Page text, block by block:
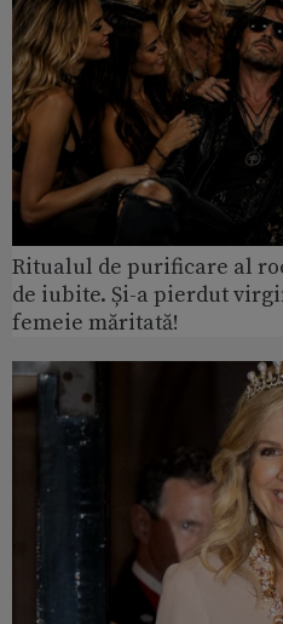
Ritualul de purificare al
de iubite. Și-a pierdut
femeie măritată!